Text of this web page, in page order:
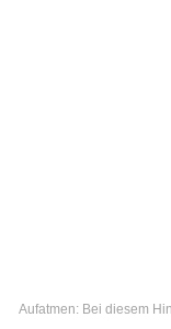
Aufatmen: Bei diesem